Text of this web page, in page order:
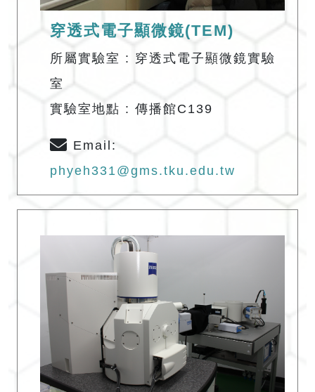
穿透式電子顯微鏡(TEM)
所屬實驗室 : 穿透式電子顯微鏡實驗
室
實驗室地點 : 傳播館C139
Email:
phyeh331@gms.tku.edu.tw